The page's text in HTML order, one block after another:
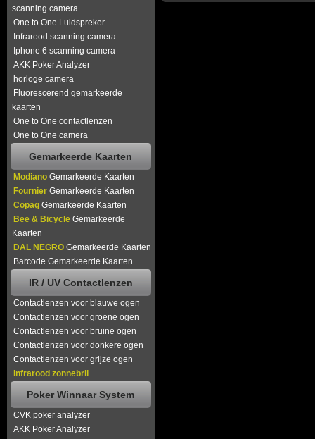
scanning camera
One to One Luidspreker
Infrarood scanning camera
Iphone 6 scanning camera
AKK Poker Analyzer
horloge camera
Fluorescerend gemarkeerde
kaarten
One to One contactlenzen
One to One camera
Gemarkeerde Kaarten
Modiano Gemarkeerde Kaarten
Fournier Gemarkeerde Kaarten
Copag Gemarkeerde Kaarten
Bee & Bicycle Gemarkeerde
Kaarten
DAL NEGRO Gemarkeerde Kaarten
Barcode Gemarkeerde Kaarten
IR / UV Contactlenzen
Contactlenzen voor blauwe ogen
Contactlenzen voor groene ogen
Contactlenzen voor bruine ogen
Contactlenzen voor donkere ogen
Contactlenzen voor grijze ogen
infrarood zonnebril
Poker Winnaar System
CVK poker analyzer
AKK Poker Analyzer